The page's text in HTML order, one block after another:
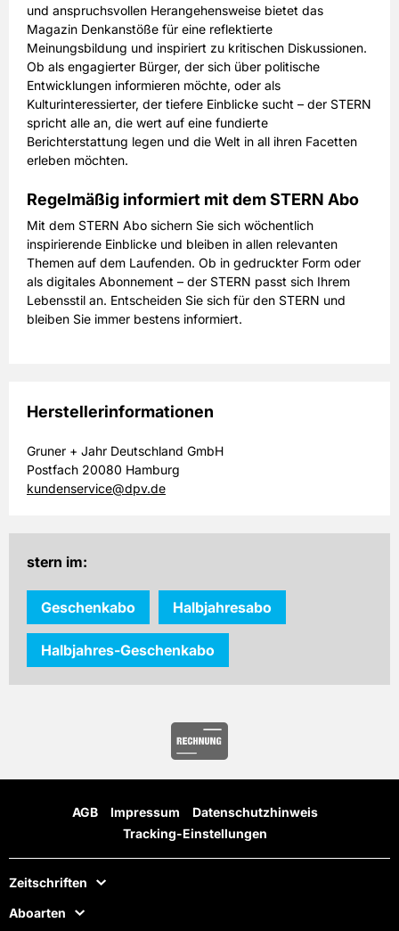
und anspruchsvollen Herangehensweise bietet das
Magazin Denkanstöße für eine reflektierte
Meinungsbildung und inspiriert zu kritischen Diskussionen.
Ob als engagierter Bürger, der sich über politische
Entwicklungen informieren möchte, oder als
Kulturinteressierter, der tiefere Einblicke sucht – der STERN
spricht alle an, die wert auf eine fundierte
Berichterstattung legen und die Welt in all ihren Facetten
erleben möchten.
Regelmäßig informiert mit dem STERN Abo
Mit dem STERN Abo sichern Sie sich wöchentlich
inspirierende Einblicke und bleiben in allen relevanten
Themen auf dem Laufenden. Ob in gedruckter Form oder
als digitales Abonnement – der STERN passt sich Ihrem
Lebensstil an. Entscheiden Sie sich für den STERN und
bleiben Sie immer bestens informiert.
Herstellerinformationen
Gruner + Jahr Deutschland GmbH
Postfach 20080 Hamburg
kundenservice@dpv.de
stern im:
Geschenkabo Halbjahresabo
Halbjahres-Geschenkabo
AGB Impressum
Datenschutzhinweis
Tracking-Einstellungen
Zeitschriften
Aboarten